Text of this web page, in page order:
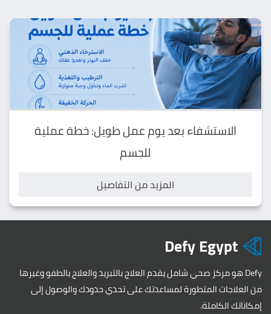
الاستشفاء بعد يوم عمل طويل: خطة عملية
للجسم
المزيد من التفاصيل
Defy Egypt
Defy هو مركز صحي شامل يقدم العلاج بالتبريد والعلاج بالطفو وغيرها
من العلاجات المتطورة لمساعدتك على تحدي حدودك والوصول إلى
إمكاناتك الكاملة.